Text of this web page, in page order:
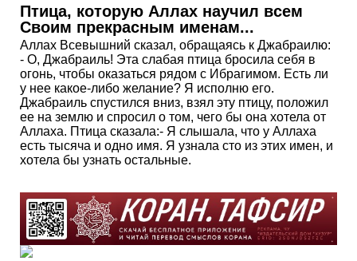
Птица, которую Аллах научил всем
Своим прекрасным именам...
Аллах Всевышний сказал, обращаясь к Джабраилю:
- О, Джабраиль! Эта слабая птица бросила себя в
огонь, чтобы оказаться рядом с Ибрагимом. Есть ли
у нее какое-либо желание? Я исполню его.
Джабраиль спустился вниз, взял эту птицу, положил
ее на землю и спросил о том, чего бы она хотела от
Аллаха. Птица сказала:- Я слышала, что у Аллаха
есть тысяча и одно имя. Я узнала сто из этих имен, и
хотела бы узнать остальные.